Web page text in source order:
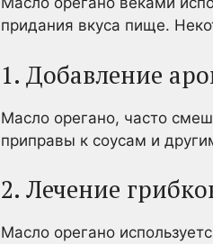
придания вкуса пище.
1. Добавление
Масло орегано, часто
приправы к соусам и
2. Лечение
Масло орегано